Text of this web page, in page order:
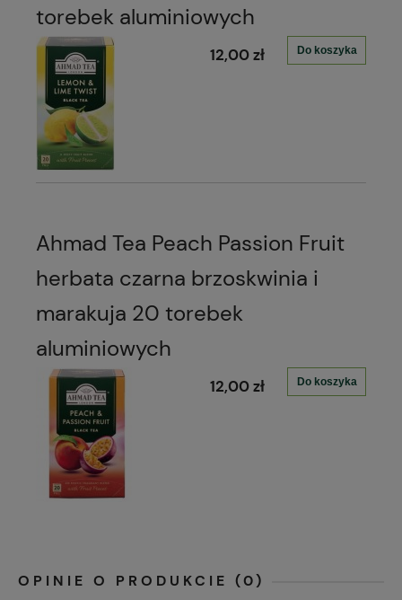
torebek aluminiowych
12,00 zł Do koszyka
Ahmad Tea Peach Passion Fruit
herbata czarna brzoskwinia i
marakuja 20 torebek
aluminiowych
12,00 zł Do koszyka
OPINIE O PRODUKCIE (0)